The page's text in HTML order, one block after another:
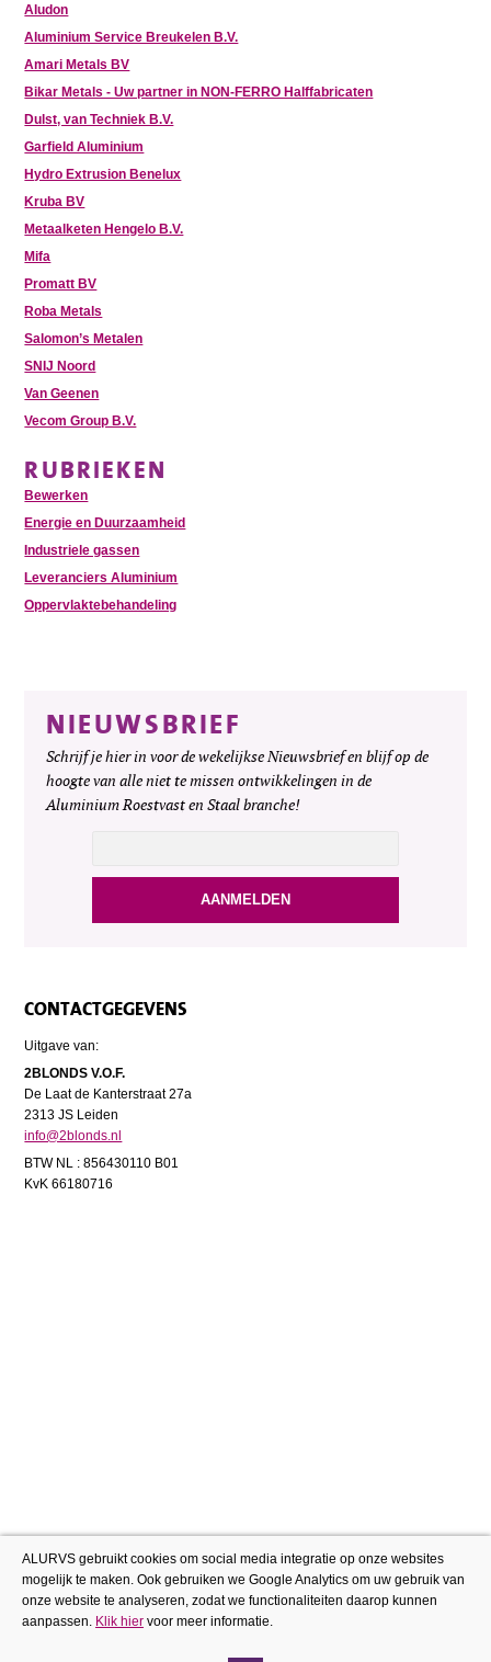
Aludon
Aluminium Service Breukelen B.V.
Amari Metals BV
Bikar Metals - Uw partner in NON-FERRO Halffabricaten
Dulst, van Techniek B.V.
Garfield Aluminium
Hydro Extrusion Benelux
Kruba BV
Metaalketen Hengelo B.V.
Mifa
Promatt BV
Roba Metals
Salomon’s Metalen
SNIJ Noord
Van Geenen
Vecom Group B.V.
RUBRIEKEN
Bewerken
Energie en Duurzaamheid
Industriele gassen
Leveranciers Aluminium
Oppervlaktebehandeling
NIEUWSBRIEF
Schrijf je hier in voor de wekelijkse Nieuwsbrief en blijf op de
hoogte van alle niet te missen ontwikkelingen in de
Aluminium Roestvast en Staal branche!
CONTACTGEGEVENS
Uitgave van:
2BLONDS V.O.F.
De Laat de Kanterstraat 27a
2313 JS Leiden
info@2blonds.nl
BTW NL : 856430110 B01
KvK 66180716
ALURVS gebruikt cookies om social media integratie op onze websites
mogelijk te maken. Ook gebruiken we Google Analytics om uw gebruik van
onze website te analyseren, zodat we functionaliteiten daarop kunnen
aanpassen. Klik hier voor meer informatie.